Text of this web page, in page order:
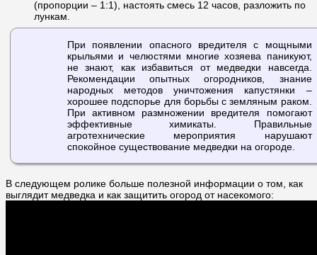
(пропорции – 1:1), настоять смесь 12 часов, разложить по
лункам.
При появлении опасного вредителя с мощными
крыльями и челюстями многие хозяева паникуют,
не знают, как избавиться от медведки навсегда.
Рекомендации опытных огородников, знание
народных методов уничтожения капустянки –
хорошее подспорье для борьбы с земляным раком.
При активном размножении вредителя помогают
эффективные химикаты. Правильные
агротехнические мероприятия нарушают
спокойное существование медведки на огороде.
В следующем ролике больше полезной информации о том, как
выглядит медведка и как защитить огород от насекомого: